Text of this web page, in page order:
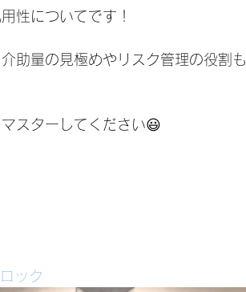
性についてです！
助量の見極めやリスク管理の役割
スターしてください😃
ック